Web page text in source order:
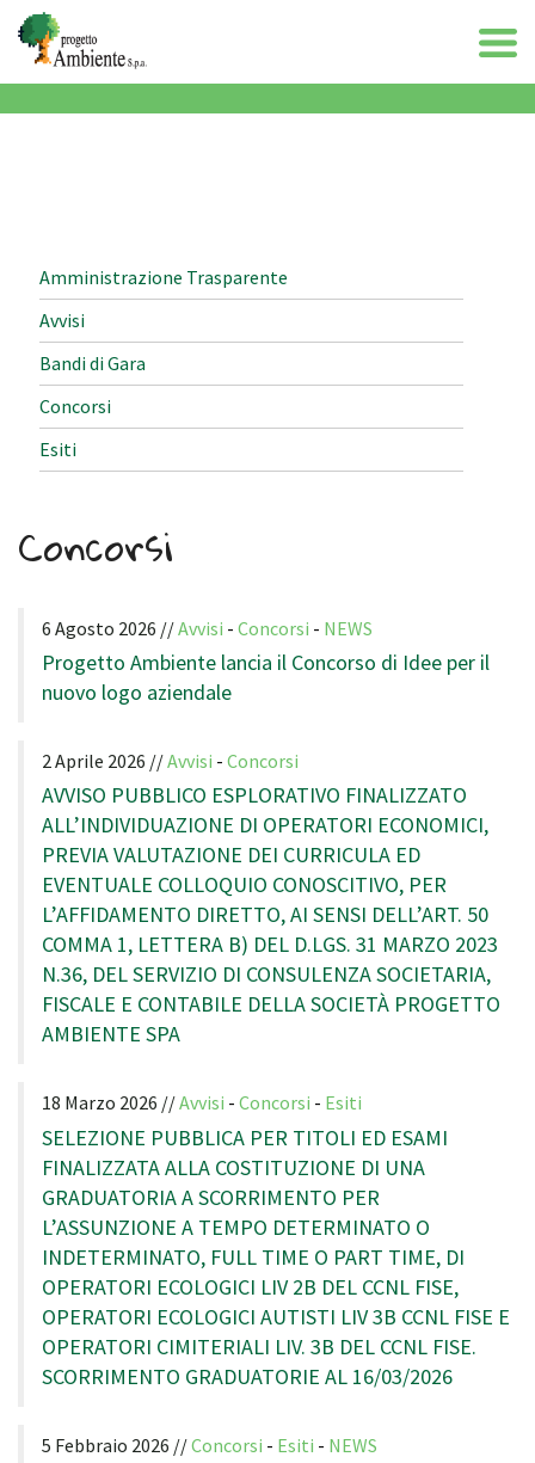
Amministrazione Trasparente
Avvisi
Bandi di Gara
Concorsi
Esiti
Concorsi
6 Agosto 2026 //Avvisi - Concorsi - NEWS
Progetto Ambiente lancia il Concorso di Idee per il
nuovo logo aziendale
2 Aprile 2026 //Avvisi - Concorsi
AVVISO PUBBLICO ESPLORATIVO FINALIZZATO
ALL’INDIVIDUAZIONE DI OPERATORI ECONOMICI,
PREVIA VALUTAZIONE DEI CURRICULA ED
EVENTUALE COLLOQUIO CONOSCITIVO, PER
L’AFFIDAMENTO DIRETTO, AI SENSI DELL’ART. 50
COMMA 1, LETTERA B) DEL D.LGS. 31 MARZO 2023
N.36, DEL SERVIZIO DI CONSULENZA SOCIETARIA,
FISCALE E CONTABILE DELLA SOCIETÀ PROGETTO
AMBIENTE SPA
18 Marzo 2026 //Avvisi - Concorsi - Esiti
SELEZIONE PUBBLICA PER TITOLI ED ESAMI
FINALIZZATA ALLA COSTITUZIONE DI UNA
GRADUATORIA A SCORRIMENTO PER
L’ASSUNZIONE A TEMPO DETERMINATO O
INDETERMINATO, FULL TIME O PART TIME, DI
OPERATORI ECOLOGICI LIV 2B DEL CCNL FISE,
OPERATORI ECOLOGICI AUTISTI LIV 3B CCNL FISE E
OPERATORI CIMITERIALI LIV. 3B DEL CCNL FISE.
SCORRIMENTO GRADUATORIE AL 16/03/2026
5 Febbraio 2026 //Concorsi - Esiti - NEWS